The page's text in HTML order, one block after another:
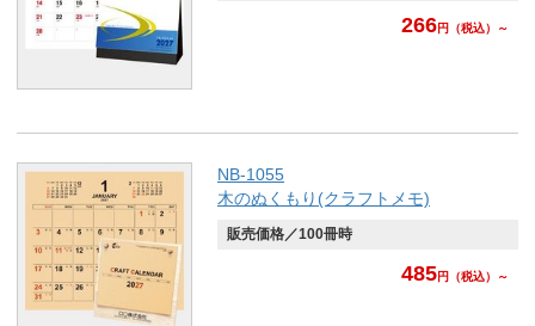
266円 （税込）～
NB-1055
木のぬくもり(クラフトメモ)
販売価格／100冊時
485円 （税込）～